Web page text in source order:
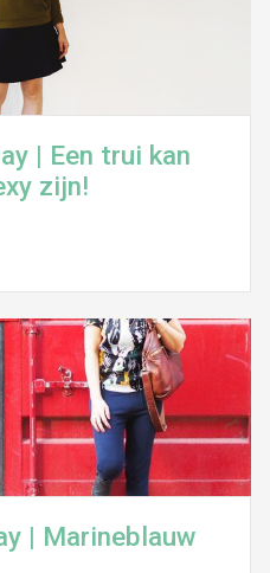
| Een trui kan
zijn!
| Marineblauw